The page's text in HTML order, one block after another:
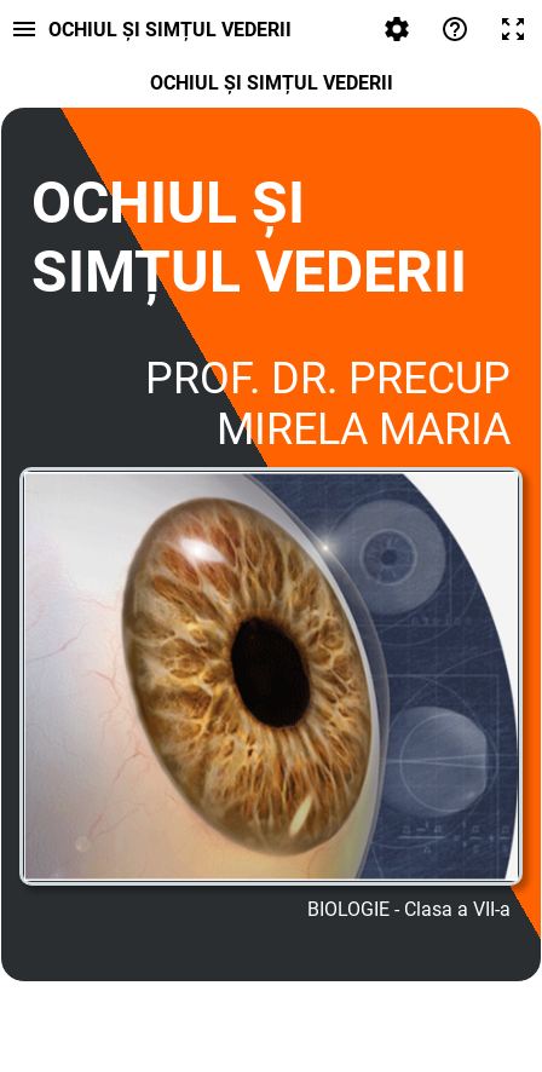
OCHIUL ȘI SIMȚUL VEDERII
OCHIUL ȘI SIMȚUL VEDERII
OCHIUL ȘI
SIMȚUL VEDERII
PROF. DR. PRECUP
MIRELA MARIA
BIOLOGIE - Clasa a VII-a